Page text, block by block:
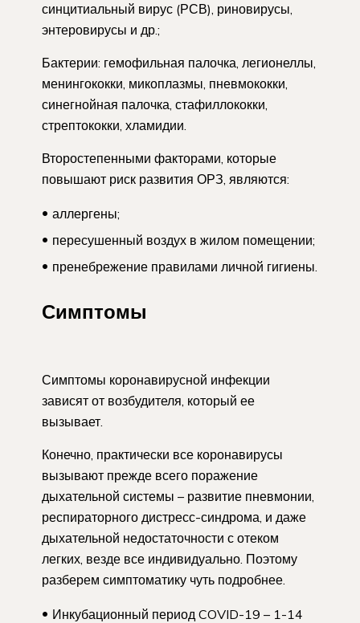
синцитиальный вирус (РСВ), риновирусы,
энтеровирусы и др.;
Бактерии: гемофильная палочка, легионеллы,
менингококки, микоплазмы, пневмококки,
синегнойная палочка, стафиллококки,
стрептококки, хламидии.
Второстепенными факторами, которые
повышают риск развития ОРЗ, являются:
аллергены;
пересушенный воздух в жилом помещении;
пренебрежение правилами личной гигиены.
Симптомы
Симптомы коронавирусной инфекции
зависят от возбудителя, который ее
вызывает.
Конечно, практически все коронавирусы
вызывают прежде всего поражение
дыхательной системы – развитие пневмонии,
респираторного дистресс-синдрома, и даже
дыхательной недостаточности с отеком
легких, везде все индивидуально. Поэтому
разберем симптоматику чуть подробнее.
Инкубационный период COVID-19 – 1-14